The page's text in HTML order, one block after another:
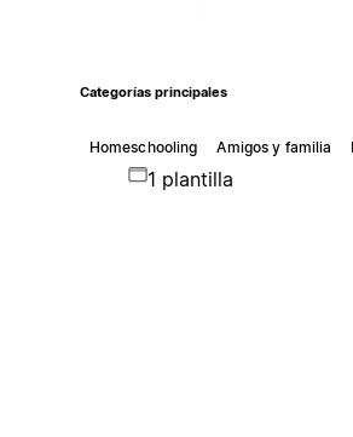
Categorías principales
Homeschooling Amigos y familia
1 plantilla